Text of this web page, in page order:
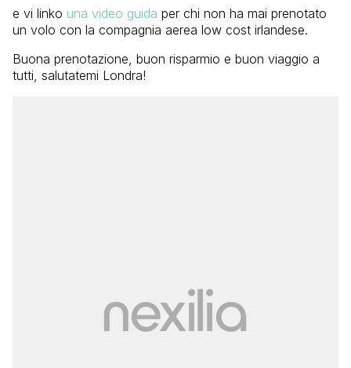
e vi linko una video guida per chi non ha mai prenotato
un volo con la compagnia aerea low cost irlandese.
Buona prenotazione, buon risparmio e buon viaggio a
tutti, salutatemi Londra!